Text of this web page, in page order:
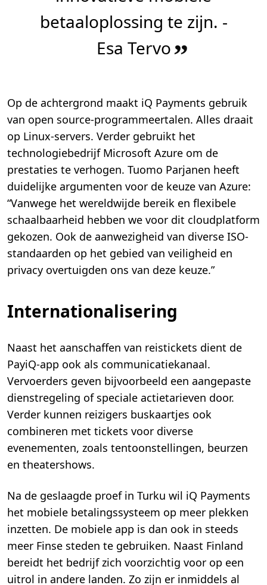
betaaloplossing te zijn. -
Esa Tervo”
Op de achtergrond maakt iQ Payments gebruik
van open source-programmeertalen. Alles draait
op Linux-servers. Verder gebruikt het
technologiebedrijf Microsoft Azure om de
prestaties te verhogen. Tuomo Parjanen heeft
duidelijke argumenten voor de keuze van Azure:
“Vanwege het wereldwijde bereik en flexibele
schaalbaarheid hebben we voor dit cloudplatform
gekozen. Ook de aanwezigheid van diverse ISO-
standaarden op het gebied van veiligheid en
privacy overtuigden ons van deze keuze.”
Internationalisering
Naast het aanschaffen van reistickets dient de
PayiQ-app ook als communicatiekanaal.
Vervoerders geven bijvoorbeeld een aangepaste
dienstregeling of speciale actietarieven door.
Verder kunnen reizigers buskaartjes ook
combineren met tickets voor diverse
evenementen, zoals tentoonstellingen, beurzen
en theatershows.
Na de geslaagde proef in Turku wil iQ Payments
het mobiele betalingssysteem op meer plekken
inzetten. De mobiele app is dan ook in steeds
meer Finse steden te gebruiken. Naast Finland
bereidt het bedrijf zich voorzichtig voor op een
uitrol in andere landen. Zo zijn er inmiddels al